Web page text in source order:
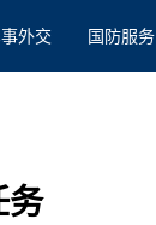
外交 国防服务
务